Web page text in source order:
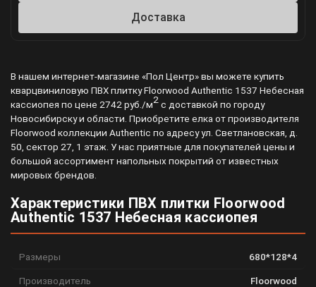
Доставка
В нашем интернет-магазине «Пол Центр» вы можете купить
кварцвиниловую ПВХ плитку Floorwood Authentic 1537 Небесная
кассиопея по цене 2742 руб./м2с доставкой по городу
Новосибирску и области. Приобретите елка от производителя
Floorwood коллекции Authentic по адресу ул. Светлановская, д.
50, сектор 27, 1 этаж. У нас приятные для покупателей цены и
большой ассортимент напольных покрытий от известных
мировых брендов.
Характеристики ПВХ плитки Floorwood
Authentic 1537 Небесная кассиопея
Размеры 680*128*4
Производитель Floorwood